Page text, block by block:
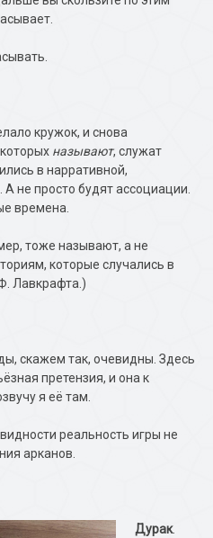
кружок, и снова
называют, служат
в нарративной,
не просто будят ассоциации.
времена.
тоже называют, а не
которые случались в
Лавкрафта.)
скажем так, очевидны. Здесь
претензия, и она к
я её там.
реальность игры не
арканов.
Дурак.